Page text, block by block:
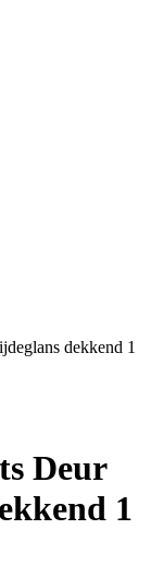
dekkend 1
Deur
1